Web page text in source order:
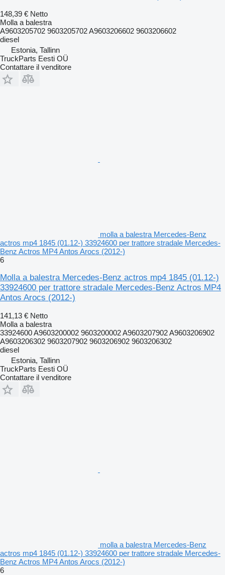
148,39 € Netto
Molla a balestra
A9603205702 9603205702 A9603206602 9603206602
diesel
Estonia, Tallinn
TruckParts Eesti OÜ
Contattare il venditore
molla a balestra Mercedes-Benz
actros mp4 1845 (01.12-) 33924600 per trattore stradale Mercedes-
Benz Actros MP4 Antos Arocs (2012-)
6
Molla a balestra Mercedes-Benz actros mp4 1845 (01.12-)
33924600 per trattore stradale Mercedes-Benz Actros MP4
Antos Arocs (2012-)
141,13 € Netto
Molla a balestra
33924600 A9603200002 9603200002 A9603207902 A9603206902
A9603206302 9603207902 9603206902 9603206302
diesel
Estonia, Tallinn
TruckParts Eesti OÜ
Contattare il venditore
molla a balestra Mercedes-Benz
actros mp4 1845 (01.12-) 33924600 per trattore stradale Mercedes-
Benz Actros MP4 Antos Arocs (2012-)
6